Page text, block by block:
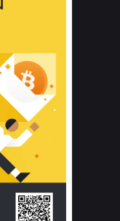
các dòng
lượng quốc
tình trạng kích
điều kiện
thể tìm hiểu
học về tác
trường
khỏe con
(External
diện hơn.
lựa chọn
cho phòng
ga gối đệm
thẩm mỹ lẫn
dùng cần cân
chí quan trọng